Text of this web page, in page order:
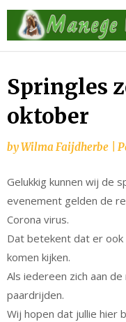
Skip
content
Springles
oktober
byWilma Faijdherbe
Gelukkig kunnen wij de
evenement gelden de
Corona virus.
Dat betekent dat er ook
komen kijken.
Als iedereen zich aan
paardrijden.
Wij hopen dat jullie hier